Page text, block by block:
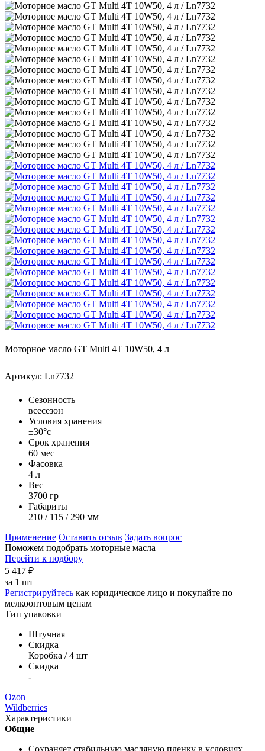
Моторное масло GT Multi 4T 10W50, 4 л
Артикул: Ln7732
Сезонность
всесезон
Условия хранения
±30°с
Срок хранения
60 мес
Фасовка
4 л
Вес
3700 гр
Габариты
210 / 115 / 290 мм
Применение Оставить отзыв Задать вопрос
Поможем подобрать моторные масла
Перейти к подбору
5 417 ₽
за 1 шт
Регистрируйтесь как юридическое лицо и покупайте по
мелкооптовым ценам
Тип упаковки
Штучная
Скидка
Коробка / 4 шт
Скидка
-
Ozon
Wildberries
Характеристики
Общие
Сохраняет стабильную масляную пленку в условиях